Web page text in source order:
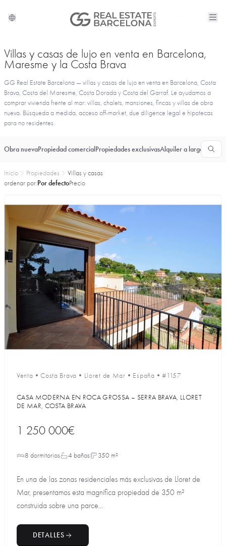
Villas y casas de lujo en venta en Barcelona,
Maresme y la Costa Brava
GG Real Estate Barcelona — villas y casas de lujo en venta en Barcelona, Costa
Brava, Costa del Maresme, Costa Dorada y Costa del Garraf. Le ayudamos a
comprar vivienda frente al mar: villas, chalets, mansiones, fincas y villas de obra
nueva. Búsqueda a medida, acceso off-market, due diligence legal e hipotecas
para no residentes.
Obra nuevaPropiedad comercial Propiedades exclusivasAlquiler a largo plazo
Inicio Propiedades
Villas y casas
ordenar por:Por defectoPrecio
Venta •Costa Brava • Lloret de Mar • España •#1157
CASA MODERNA EN ROCA GROSSA – SERRA BRAVA, LLORET
DE MAR, COSTA BRAVA
1 250 000€
8 dormitorios 4 baños 350 m²
En una de las zonas residenciales más exclusivas de Lloret de
Mar, presentamos esta magnífica propiedad de 350 m²
construida sobre una parce...
DETALLES